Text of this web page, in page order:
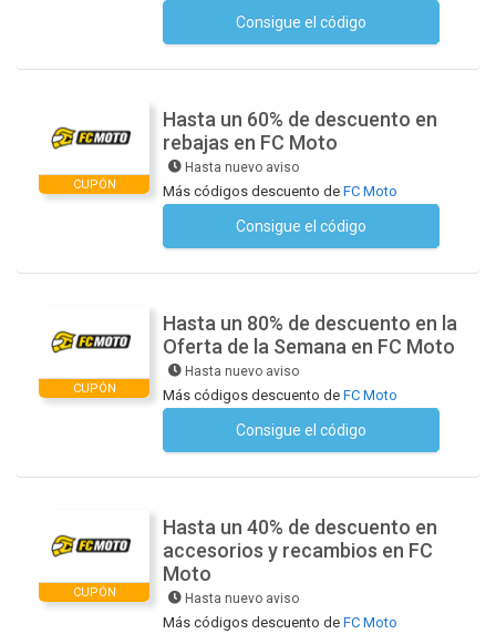
Consigue el código
CUPÓN
Hasta un 60% de descuento en
rebajas en FC Moto
Hasta nuevo aviso
Más códigos descuento de FC Moto
Consigue el código
CUPÓN
Hasta un 80% de descuento en la
Oferta de la Semana en FC Moto
Hasta nuevo aviso
Más códigos descuento de FC Moto
Consigue el código
CUPÓN
Hasta un 40% de descuento en
accesorios y recambios en FC
Moto
Hasta nuevo aviso
Más códigos descuento de FC Moto